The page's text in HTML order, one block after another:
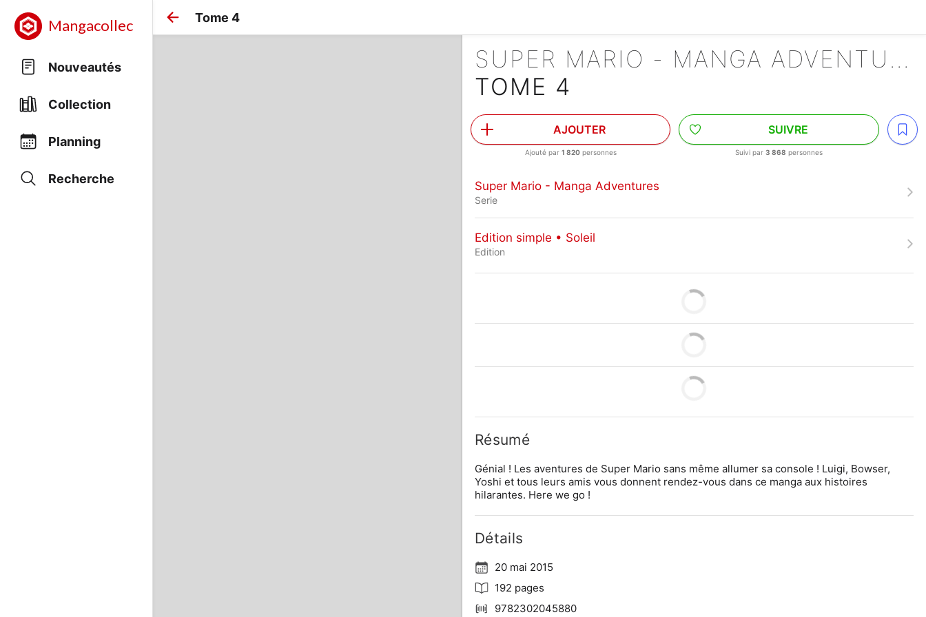
Mangacollec
Nouveautés
Collection
Planning
Recherche
Tome 4
SUPER MARIO - MANGA ADVENTURES
TOME 4
AJOUTER
Ajouté par 1 820personnes
SUIVRE
Suivi par3 868 personnes
Super Mario - Manga Adventures
Serie
Edition simple • Soleil
Edition
Résumé
Génial ! Les aventures de Super Mario sans même allumer sa console ! Luigi, Bowser,
Yoshi et tous leurs amis vous donnent rendez-vous dans ce manga aux histoires
hilarantes. Here we go !
Détails
20 mai 2015
192 pages
9782302045880